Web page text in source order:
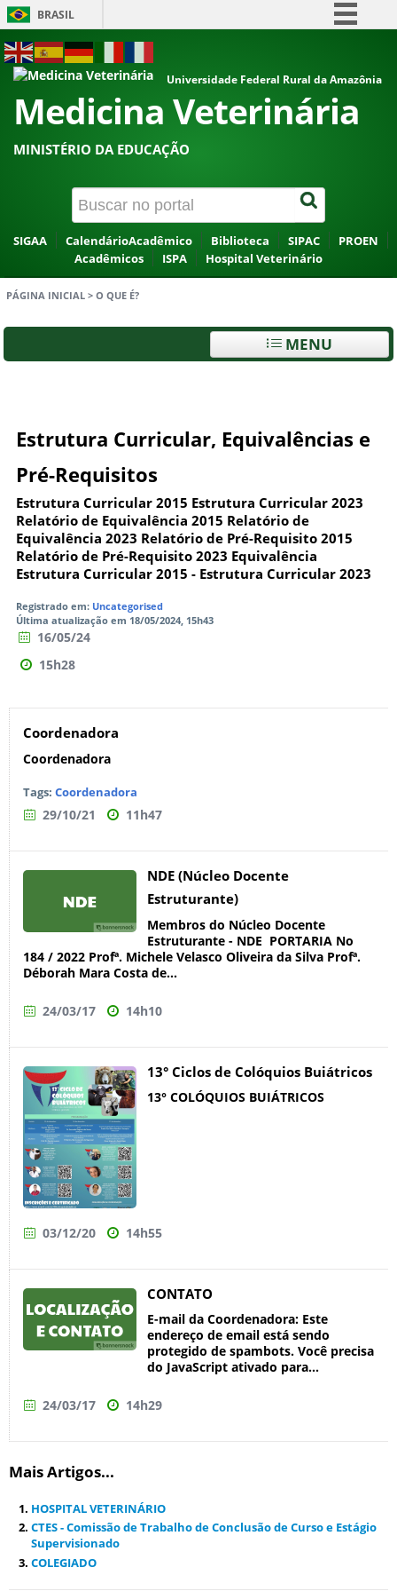
BRASIL
Participe
Acesso à informação
Canais
ACESSIBILIDADE
Universidade Federal Rural da Amazônia
Medicina Veterinária
MINISTÉRIO DA EDUCAÇÃO
SIGAA CalendárioAcadêmico Biblioteca SIPAC
PROEN
Acadêmicos
ISPA Hospital Veterinário
PÁGINA INICIAL > O QUE É?
MENU
Estrutura Curricular, Equivalências e
Pré-Requisitos
Estrutura Curricular 2015 Estrutura Curricular 2023
Relatório de Equivalência 2015 Relatório de
Equivalência 2023 Relatório de Pré-Requisito 2015
Relatório de Pré-Requisito 2023 Equivalência
Estrutura Curricular 2015 - Estrutura Curricular 2023
Registrado em: Uncategorised
Última atualização em 18/05/2024, 15h43
16/05/24
15h28
Coordenadora
Coordenadora
Tags: Coordenadora
29/10/21 11h47
NDE (Núcleo Docente
Estruturante)
Membros do Núcleo Docente
Estruturante - NDE PORTARIA No
184 / 2022 Profª. Michele Velasco Oliveira da Silva Profª.
Déborah Mara Costa de...
24/03/17 14h10
13° Ciclos de Colóquios Buiátricos
13° COLÓQUIOS BUIÁTRICOS
03/12/20 14h55
CONTATO
E-mail da Coordenadora: Este
endereço de email está sendo
protegido de spambots. Você precisa
do JavaScript ativado para...
24/03/17 14h29
Mais Artigos...
HOSPITAL VETERINÁRIO
CTES - Comissão de Trabalho de Conclusão de Curso e Estágio
Supervisionado
COLEGIADO